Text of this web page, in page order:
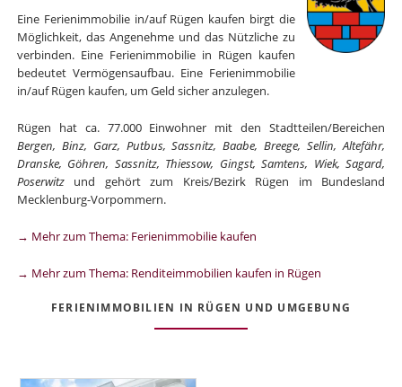
Eine Ferienimmobilie in/auf Rügen kaufen birgt die
Möglichkeit, das Angenehme und das Nützliche zu
verbinden. Eine Ferienimmobilie in Rügen kaufen
bedeutet Vermögensaufbau. Eine Ferienimmobilie
in/auf Rügen kaufen, um Geld sicher anzulegen.
Rügen hat ca. 77.000 Einwohner mit den Stadtteilen/Bereichen
Bergen, Binz, Garz, Putbus, Sassnitz, Baabe, Breege, Sellin, Altefähr,
Dranske, Göhren, Sassnitz, Thiessow, Gingst, Samtens, Wiek, Sagard,
Poserwitzund gehört zum Kreis/Bezirk Rügen im Bundesland
Mecklenburg-Vorpommern.
→ Mehr zum Thema: Ferienimmobilie kaufen
→ Mehr zum Thema: Renditeimmobilien kaufen in Rügen
FERIENIMMOBILIEN IN RÜGEN UND UMGEBUNG